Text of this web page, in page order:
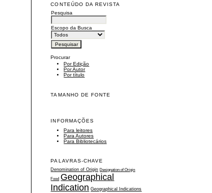
CONTEÚDO DA REVISTA
Pesquisa
Escopo da Busca
Procurar
Por Edição
Por Autor
Por título
TAMANHO DE FONTE
INFORMAÇÕES
Para leitores
Para Autores
Para Bibliotecários
PALAVRAS-CHAVE
Denomination of Origin Designation of Origin
Food Geographical
Indication Geographical Indications